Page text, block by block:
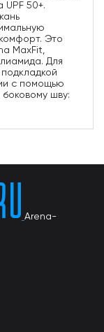
50+.
Это
MaxFit,
Для
с помощью
шву:
Arena-